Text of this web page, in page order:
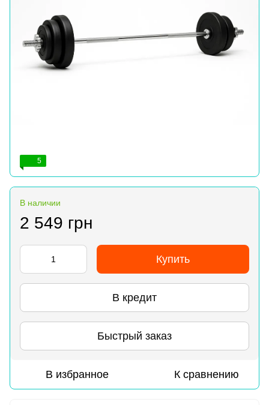
5
В наличии
2 549 грн
Купить
В кредит
Быстрый заказ
В избранное К сравнению